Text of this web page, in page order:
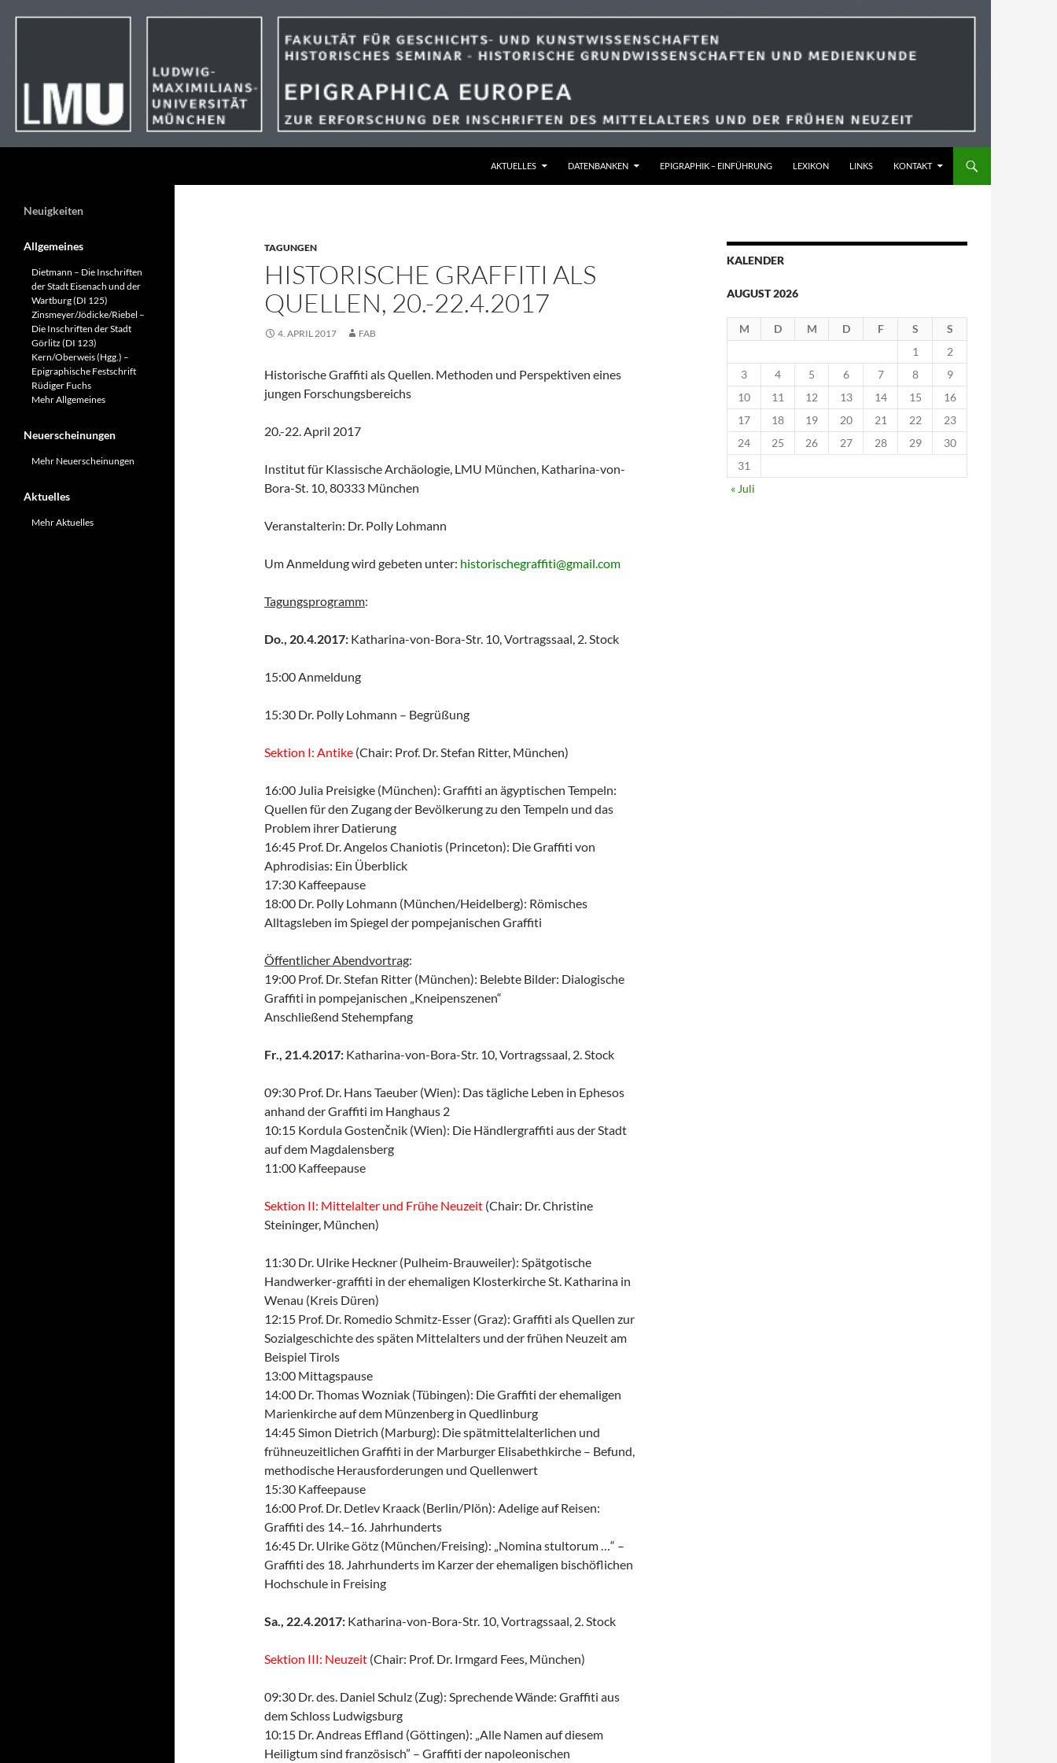
AKTUELLES
DATENBANKEN EPIGRAPHIK – EINFÜHRUNG LEXIKON LINKS KONTAKT
TAGUNGEN
HISTORISCHE GRAFFITI ALS
QUELLEN, 20.-22.4.2017
4. APRIL 2017 FAB
Historische Graffiti als Quellen. Methoden und Perspektiven eines
jungen Forschungsbereichs
20.-22. April 2017
Institut für Klassische Archäologie, LMU München, Katharina-von-
Bora-St. 10, 80333 München
Veranstalterin: Dr. Polly Lohmann
Um Anmeldung wird gebeten unter: historischegraffiti@gmail.com
Tagungsprogramm:
Do., 20.4.2017: Katharina-von-Bora-Str. 10, Vortragssaal, 2. Stock
15:00 Anmeldung
15:30 Dr. Polly Lohmann – Begrüßung
Sektion I: Antike (Chair: Prof. Dr. Stefan Ritter, München)
16:00 Julia Preisigke (München): Graffiti an ägyptischen Tempeln:
Quellen für den Zugang der Bevölkerung zu den Tempeln und das
Problem ihrer Datierung
16:45 Prof. Dr. Angelos Chaniotis (Princeton): Die Graffiti von
Aphrodisias: Ein Überblick
17:30 Kaffeepause
18:00 Dr. Polly Lohmann (München/Heidelberg): Römisches
Alltagsleben im Spiegel der pompejanischen Graffiti
Öffentlicher Abendvortrag:
19:00 Prof. Dr. Stefan Ritter (München): Belebte Bilder: Dialogische
Graffiti in pompejanischen „Kneipenszenen“
Anschließend Stehempfang
Fr., 21.4.2017: Katharina-von-Bora-Str. 10, Vortragssaal, 2. Stock
09:30 Prof. Dr. Hans Taeuber (Wien): Das tägliche Leben in Ephesos
anhand der Graffiti im Hanghaus 2
10:15 Kordula Gostenčnik (Wien): Die Händlergraffiti aus der Stadt
auf dem Magdalensberg
11:00 Kaffeepause
Sektion II: Mittelalter und Frühe Neuzeit (Chair: Dr. Christine
Steininger, München)
11:30 Dr. Ulrike Heckner (Pulheim-Brauweiler): Spätgotische
Handwerker-graffiti in der ehemaligen Klosterkirche St. Katharina in
Wenau (Kreis Düren)
12:15 Prof. Dr. Romedio Schmitz-Esser (Graz): Graffiti als Quellen zur
Sozialgeschichte des späten Mittelalters und der frühen Neuzeit am
Beispiel Tirols
13:00 Mittagspause
14:00 Dr. Thomas Wozniak (Tübingen): Die Graffiti der ehemaligen
Marienkirche auf dem Münzenberg in Quedlinburg
14:45 Simon Dietrich (Marburg): Die spätmittelalterlichen und
frühneuzeitlichen Graffiti in der Marburger Elisabethkirche – Befund,
methodische Herausforderungen und Quellenwert
15:30 Kaffeepause
16:00 Prof. Dr. Detlev Kraack (Berlin/Plön): Adelige auf Reisen:
Graffiti des 14.–16. Jahrhunderts
16:45 Dr. Ulrike Götz (München/Freising): „Nomina stultorum …“ –
Graffiti des 18. Jahrhunderts im Karzer der ehemaligen bischöflichen
Hochschule in Freising
Sa., 22.4.2017: Katharina-von-Bora-Str. 10, Vortragssaal, 2. Stock
Sektion III: Neuzeit (Chair: Prof. Dr. Irmgard Fees, München)
09:30 Dr. des. Daniel Schulz (Zug): Sprechende Wände: Graffiti aus
dem Schloss Ludwigsburg
10:15 Dr. Andreas Effland (Göttingen): „Alle Namen auf diesem
Heiligtum sind französisch” – Graffiti der napoleonischen
KALENDER
AUGUST 2026
M D M D F S
S
1
2
3
4 5 6 7 8
9
10
11 12 13 14 15
16
17
18 19 20 21 22
23
24
25 26 27 28 29
30
31
« Juli
Neuigkeiten
Allgemeines
Dietmann – Die Inschriften
der Stadt Eisenach und der
Wartburg (DI 125)
Zinsmeyer/Jödicke/Riebel –
Die Inschriften der Stadt
Görlitz (DI 123)
Kern/Oberweis (Hgg.) –
Epigraphische Festschrift
Rüdiger Fuchs
Mehr Allgemeines
Neuerscheinungen
Mehr Neuerscheinungen
Aktuelles
Mehr Aktuelles